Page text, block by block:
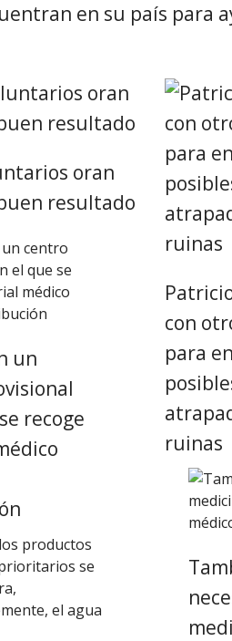
en su país para
con
para
ruinas
oran
resultado
un
recoge